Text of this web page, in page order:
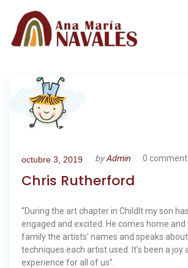
octubre 3, 2019 byAdmin 0 comment
Chris Rutherford
“During the art chapter in ChildIt my son
engaged and excited. He comes home
family the artists’ names and speaks
techniques each artist used. It’s been a joy
experience for all of us”.